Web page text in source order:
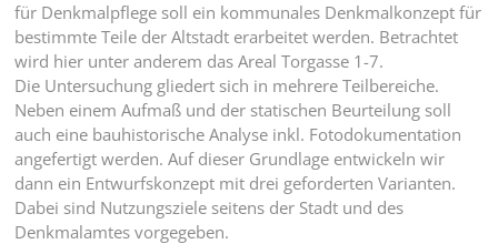
für Denkmalpflege soll ein kommunales Denkmalkonzept für
bestimmte Teile der Altstadt erarbeitet werden. Betrachtet
wird hier unter anderem das Areal Torgasse 1-7.
Die Untersuchung gliedert sich in mehrere Teilbereiche.
Neben einem Aufmaß und der statischen Beurteilung soll
auch eine bauhistorische Analyse inkl. Fotodokumentation
angefertigt werden. Auf dieser Grundlage entwickeln wir
dann ein Entwurfskonzept mit drei geforderten Varianten.
Dabei sind Nutzungsziele seitens der Stadt und des
Denkmalamtes vorgegeben.